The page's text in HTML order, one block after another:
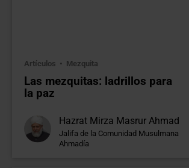
Artículos Mezquita
Las mezquitas: ladrillos para
la paz
Hazrat Mirza Masrur Ahmad
Jalifa de la Comunidad Musulmana
Ahmadía